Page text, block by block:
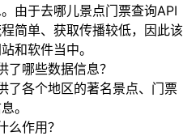
由于去哪儿景点门票查询API
简单、获取传播较低，因此该
和软件当中。
哪些数据信息？
了各个地区的著名景点、门票
。
么作用？